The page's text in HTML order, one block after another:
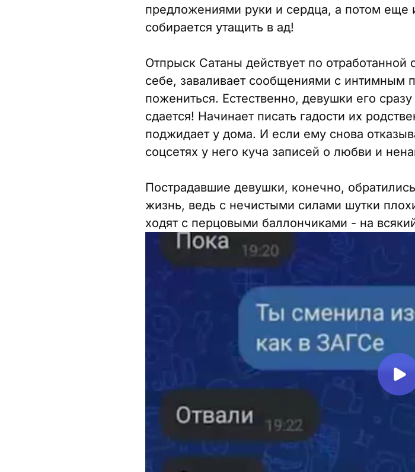
предложениями руки и сердца, а потом еще
собирается утащить в ад!
Отпрыск Сатаны действует по
себе, заваливает сообщениями с интимным
пожениться. Естественно, девушки его
сдается! Начинает писать гадости их
поджидает у дома. И если ему снова
соцсетях у него куча записей о любви и
Пострадавшие девушки, конечно,
жизнь, ведь с нечистыми силами шутки
ходят с перцовыми баллончиками - на